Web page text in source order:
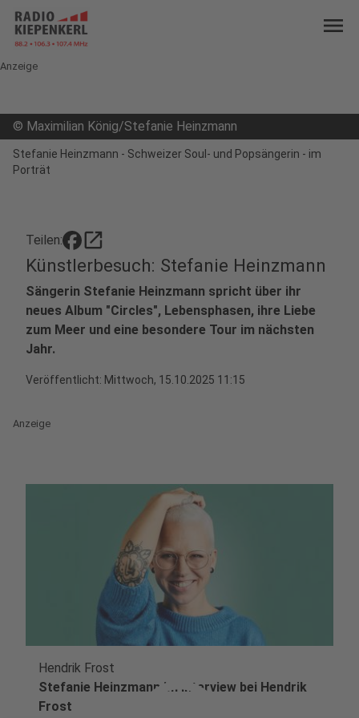
menu
Anzeige
© Maximilian König/Stefanie Heinzmann
Stefanie Heinzmann - Schweizer Soul- und Popsängerin - im
Porträt
Teilen: open_in_new
Künstlerbesuch: Stefanie Heinzmann
Sängerin Stefanie Heinzmann spricht über ihr
neues Album "Circles", Lebensphasen, ihre Liebe
zum Meer und eine besondere Tour im nächsten
Jahr.
Veröffentlicht: Mittwoch, 15.10.2025 11:15
Anzeige
Hendrik Frost
Stefanie Heinzmann im Interview bei Hendrik
Frost